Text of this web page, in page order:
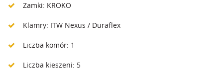
Zamki: KROKO
Klamry: ITW Nexus / Duraflex
Liczba komór: 1
Liczba kieszeni: 5